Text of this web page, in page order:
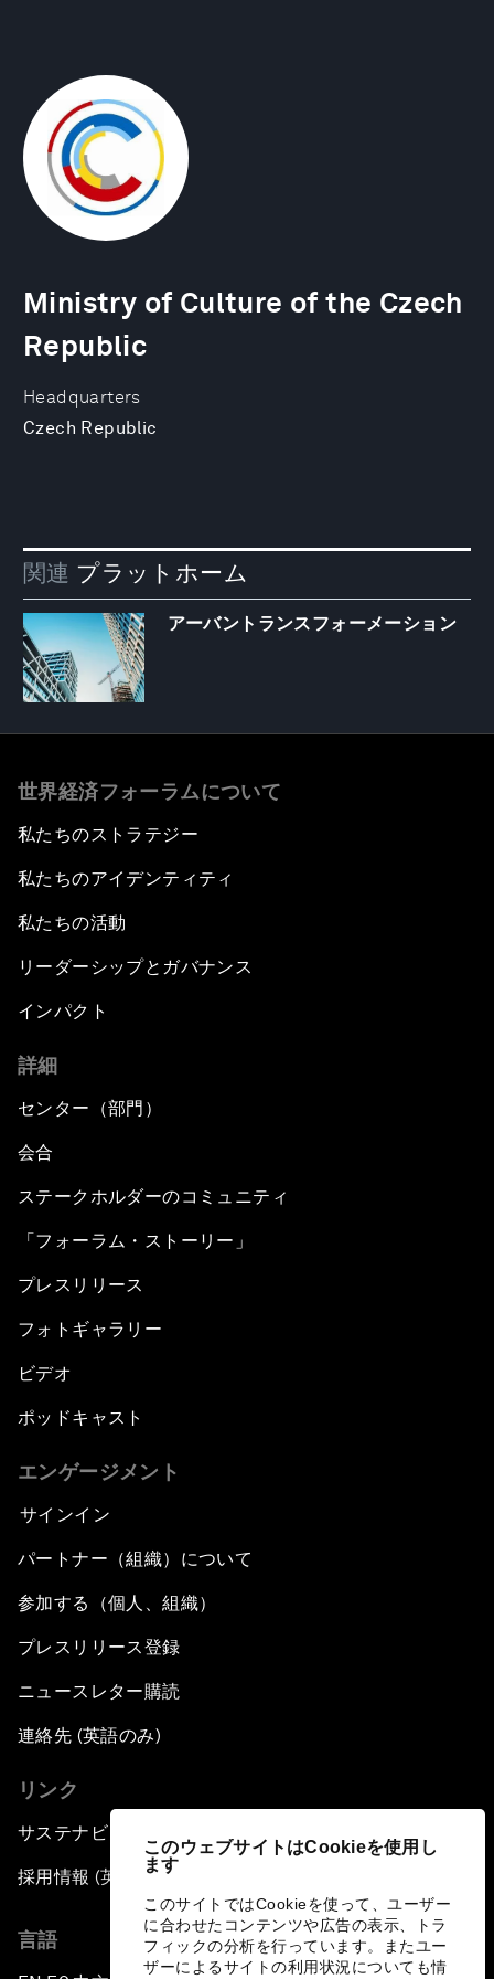
このウェブサイトはCookieを使用し
ます
このサイトではCookieを使って、ユーザー
に合わせたコンテンツや広告の表示、トラ
フィックの分析を行っています。またユー
ザーによるサイトの利用状況についても情
Headquarters
Czech Republic
Ministry of Culture of the Czech
Republic
関連 プラットホーム
アーバントランスフォーメーション
世界経済フォーラムについて
私たちのストラテジー
私たちのアイデンティティ
私たちの活動
リーダーシップとガバナンス
インパクト
詳細
センター（部門）
会合
ステークホルダーのコミュニティ
「フォーラム・ストーリー」
プレスリリース
フォトギャラリー
ビデオ
ポッドキャスト
エンゲージメント
サインイン
パートナー（組織）について
参加する（個人、組織）
プレスリリース登録
ニュースレター購読
連絡先 (英語のみ)
リンク
サステナビリティへの取り組み
採用情報 (英語のみ)
言語